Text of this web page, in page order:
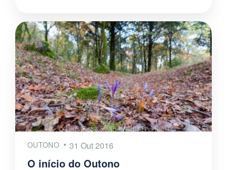
OUTONO 31 Out 2016
O início do Outono